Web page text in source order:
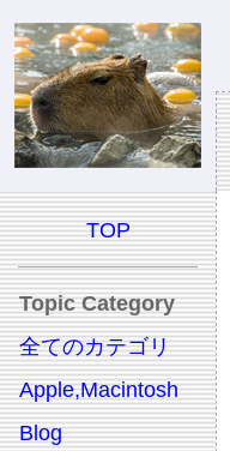
TOP
Topic Category
全てのカテゴリ
Apple,Macintosh
Blog